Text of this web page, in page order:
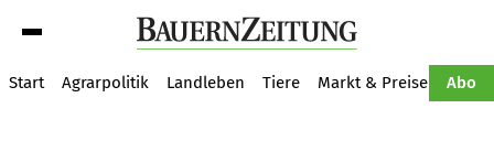
Start Agrarpolitik Landleben Tiere Markt & Preise Abo